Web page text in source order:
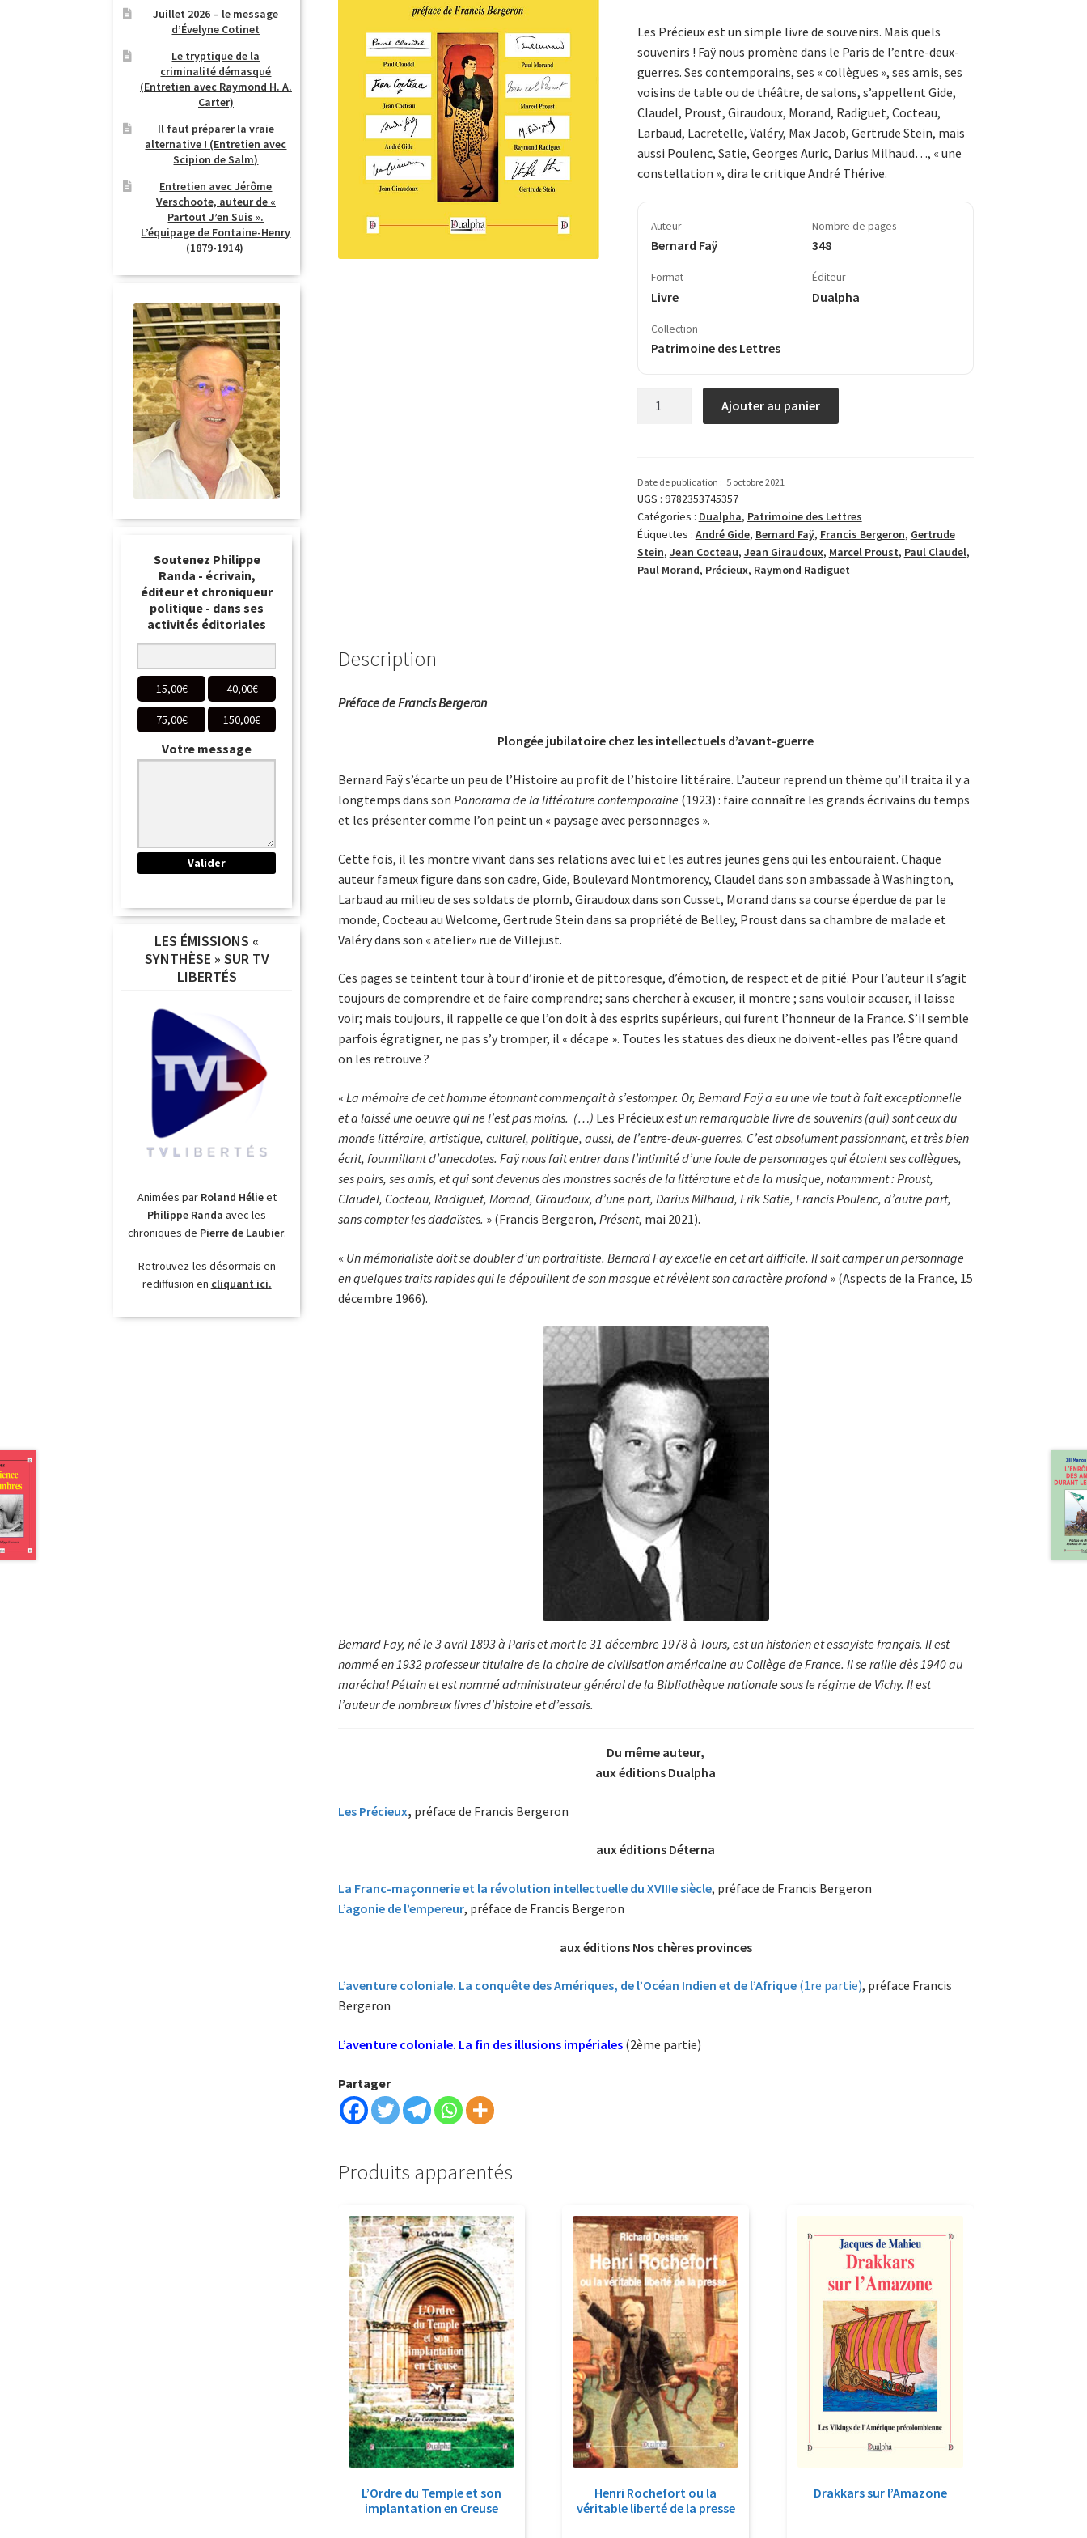
Les Précieux est un simple livre de souvenirs. Mais quels
souvenirs ! Faÿ nous promène dans le Paris de l’entre-deux-
guerres. Ses contemporains, ses « collègues », ses amis, ses
voisins de table ou de théâtre, de salons, s’appellent Gide,
Claudel, Proust, Girau­doux, Morand, Radiguet, Cocteau,
Larbaud, Lacretelle, Valéry, Max Jacob, Gertrude Stein, mais
aussi Poulenc, Satie, Georges Auric, Darius Milhaud…, « une
constellation », dira le critique André Thérive.
Auteur
Bernard Faÿ
Nombre de pages
348
Format
Livre
Éditeur
Dualpha
Collection
Patrimoine des Lettres
Ajouter au panier
Date de publication : 5 octobre 2021
UGS : 9782353745357
Catégories : Dualpha, Patrimoine des Lettres
Étiquettes : André Gide, Bernard Faÿ, Francis Bergeron, Gertrude
Stein, Jean Cocteau, Jean Giraudoux, Marcel Proust, Paul Claudel,
Paul Morand, Précieux, Raymond Radiguet
Description
Préface de Francis Bergeron
Plongée jubilatoire chez les intellectuels d’avant-guerre
Bernard Faÿ s’écarte un peu de l’Histoire au profit de l’histoire littéraire. L’auteur reprend un thème qu’il traita il y a
longtemps dans son Panorama de la littérature contemporaine (1923) : faire connaître les grands écrivains du temps
et les présenter comme l’on peint un « paysage avec personnages ».
Cette fois, il les montre vivant dans ses relations avec lui et les autres jeunes gens qui les entouraient. Chaque
auteur fameux figure dans son cadre, Gide, Bou­levard Montmorency, Claudel dans son ambassade à Was­hington,
Larbaud au milieu de ses soldats de plomb, Girau­doux dans son Cusset, Morand dans sa course éperdue de par le
monde, Cocteau au Welcome, Gertrude Stein dans sa propriété de Belley, Proust dans sa chambre de malade et
Valéry dans son « atelier» rue de Villejust.
Ces pages se teintent tour à tour d’ironie et de pittoresque, d’émotion, de respect et de pitié. Pour l’auteur il s’agit
toujours de comprendre et de faire comprendre; sans chercher à excuser, il montre ; sans vouloir accuser, il laisse
voir; mais toujours, il rappelle ce que l’on doit à des esprits supérieurs, qui furent l’honneur de la France. S’il semble
parfois égratigner, ne pas s’y tromper, il « décape ». Toutes les statues des dieux ne doivent-elles pas l’être quand
on les retrouve ?
« La mémoire de cet homme étonnant commençait à s’estomper. Or, Bernard Faÿ a eu une vie tout à fait exceptionnelle
et a laissé une oeuvre qui ne l’est pas moins. (…) Les Précieuxest un remarquable livre de souvenirs (qui) sont ceux du
monde littéraire, artistique, culturel, politique, aussi, de l’entre-deux-guerres. C’est absolument passionnant, et très bien
écrit, fourmillant d’anecdotes. Faÿ nous fait entrer dans l’intimité d’une foule de personnages qui étaient ses collègues,
ses pairs, ses amis, et qui sont devenus des monstres sacrés de la littérature et de la musique, notamment : Proust,
Claudel, Cocteau, Radiguet, Morand, Giraudoux, d’une part, Darius Milhaud, Erik Satie, Francis Poulenc, d’autre part,
sans compter les dadaïstes. » (Francis Bergeron, Présent, mai 2021).
« Un mémorialiste doit se doubler d’un portraitiste. Bernard Faÿ excelle en cet art difficile. Il sait camper un personnage
en quelques traits rapides qui le dépouillent de son masque et révèlent son caractère profond» (Aspects de la France, 15
décembre 1966).
Bernard Faÿ, né le 3 avril 1893 à Paris et mort le 31 décembre 1978 à Tours, est un historien et essayiste français. Il est
nommé en 1932 professeur titulaire de la chaire de civilisation américaine au Collège de France. Il se rallie dès 1940 au
maréchal Pétain et est nommé administrateur général de la Bibliothèque nationale sous le régime de Vichy. Il est
l’auteur de nombreux livres d’histoire et d’essais.
Du même auteur,
aux éditions Dualpha
Les Précieux, préface de Francis Bergeron
aux éditions Déterna
La Franc-maçonnerie et la révolution intellectuelle du XVIIIe siècle, préface de Francis Bergeron
L’agonie de l’empereur, préface de Francis Bergeron
aux éditions Nos chères provinces
L’aventure coloniale. La conquête des Amériques, de l’Océan Indien et de l’Afrique(1re partie), préface Francis
Bergeron
L’aventure coloniale. La fin des illusions impériales (2ème partie)
Partager
Produits apparentés
L’Ordre du Temple et son
implantation en Creuse
Henri Rochefort ou la
véritable liberté de la presse
Drakkars sur l’Amazone
Juillet 2026 – le message
d’Évelyne Cotinet
Le tryptique de la
criminalité démasqué
(Entretien avec Raymond H. A.
Carter)
Il faut préparer la vraie
alternative ! (Entretien avec
Scipion de Salm)
Entretien avec Jérôme
Verschoote, auteur de «
Partout J’en Suis ».
L’équipage de Fontaine-Henry
(1879-1914)
Soutenez Philippe
Randa - écrivain,
éditeur et chroniqueur
politique - dans ses
activités éditoriales
15,00€ 40,00€
75,00€ 150,00€
Votre message
LES ÉMISSIONS «
SYNTHÈSE » SUR TV
LIBERTÉS
Animées par Roland Hélieet
Philippe Randa avec les
chroniques de Pierre de Laubier.
Retrouvez-les désormais en
rediffusion en cliquant ici.